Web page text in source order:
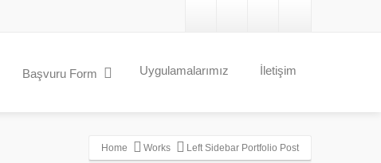
Başvuru Form Uygulamalarımız İletişim
Home Works Left Sidebar Portfolio Post